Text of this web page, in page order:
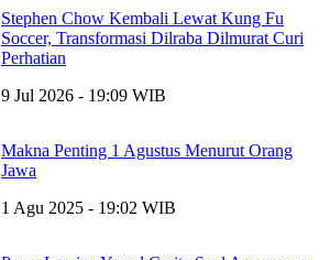
Stephen Chow Kembali Lewat Kung Fu
Soccer, Transformasi Dilraba Dilmurat Curi
Perhatian
9 Jul 2026 - 19:09 WIB
Makna Penting 1 Agustus Menurut Orang
Jawa
1 Agu 2025 - 19:02 WIB